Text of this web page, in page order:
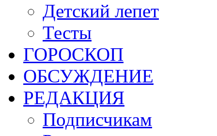
Детский лепет
Тесты
ГОРОСКОП
ОБСУЖДЕНИЕ
РЕДАКЦИЯ
Подписчикам